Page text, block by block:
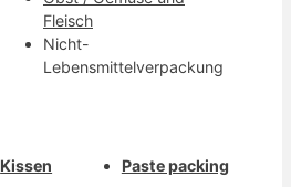
Fleisch
Nicht-
Lebensmittelverpackung
Kissen Paste packing